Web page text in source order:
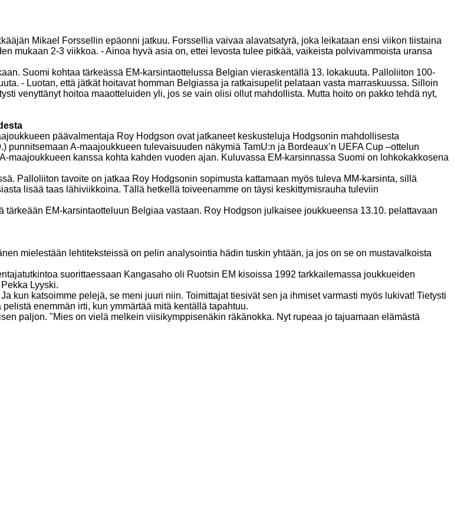
Mikael Forssellin epäonni jatkuu. Forssellia vaivaa alavatsatyrä, joka leikataan ensi viikon tiistaina
mukaan 2-3 viikkoa. - Ainoa hyvä asia on, ettei levosta tulee pitkää, vaikeista polvivammoista uransa
Suomi kohtaa tärkeässä EM-karsintaottelussa Belgian vieraskentällä 13. lokakuuta. Palloliiton 100-
- Luotan, että jätkät hoitavat homman Belgiassa ja ratkaisupelit pelataan vasta marraskuussa. Silloin
venyttänyt hoitoa maaotteluiden yli, jos se vain olisi ollut mahdollista. Mutta hoito on pakko tehdä nyt,
päävalmentaja Roy Hodgson ovat jatkaneet keskusteluja Hodgsonin mahdollisesta
A-maajoukkueen tulevaisuuden näkymiä TamU:n ja Bordeaux’n UEFA Cup –ottelun
maajoukkueen kanssa kohta kahden vuoden ajan. Kuluvassa EM-karsinnassa Suomi on lohkokakkosena
Palloliiton tavoite on jatkaa Roy Hodgsonin sopimusta kattamaan myös tuleva MM-karsinta, sillä
lisää taas lähiviikkoina. Tällä hetkellä toiveenamme on täysi keskittymisrauha tuleviin
EM-karsintaotteluun Belgiaa vastaan. Roy Hodgson julkaisee joukkueensa 13.10. pelattavaan
mielestään lehtiteksteissä on pelin analysointia hädin tuskin yhtään, ja jos on se on mustavalkoista
suorittaessaan Kangasaho oli Ruotsin EM kisoissa 1992 tarkkailemassa joukkueiden
Lyyski.
kun katsoimme pelejä, se meni juuri niin. Toimittajat tiesivät sen ja ihmiset varmasti myös lukivat! Tietysti
enemmän irti, kun ymmärtää mitä kentällä tapahtuu.
paljon. "Mies on vielä melkein viisikymppisenäkin räkänokka. Nyt rupeaa jo tajuamaan elämästä